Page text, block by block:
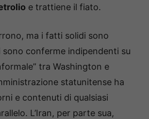
e trattiene il fiato.
ma i fatti solidi sono
sono conferme indipendenti su
tra Washington e
statunitense ha
e contenuti di qualsiasi
L’Iran, per parte sua,